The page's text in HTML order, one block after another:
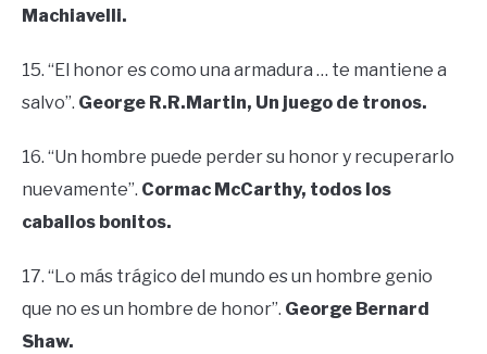
Machiavelli.
15. “El honor es como una armadura … te mantiene a
salvo”. George R.R.Martin, Un juego de tronos.
16. “Un hombre puede perder su honor y recuperarlo
nuevamente”. Cormac McCarthy, todos los
caballos bonitos.
17. “Lo más trágico del mundo es un hombre genio
que no es un hombre de honor”. George Bernard
Shaw.